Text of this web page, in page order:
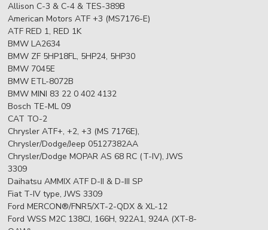
Allison C-3 & C-4 & TES-389B
American Motors ATF +3 (MS7176-E)
ATF RED 1, RED 1K
BMW LA2634
BMW ZF 5HP18FL, 5HP24, 5HP30
BMW 7045E
BMW ETL-8072B
BMW MINI 83 22 0 402 4132
Bosch TE-ML 09
CAT TO-2
Chrysler ATF+, +2, +3 (MS 7176E),
Chrysler/Dodge/Jeep 05127382AA
Chrysler/Dodge MOPAR AS 68 RC (T-IV), JWS
3309
Daihatsu AMMIX ATF D-II & D-III SP
Fiat T-IV type, JWS 3309
Ford MERCON®/FNR5/XT-2-QDX & XL-12
Ford WSS M2C 138CJ, 166H, 922A1, 924A (XT-8-